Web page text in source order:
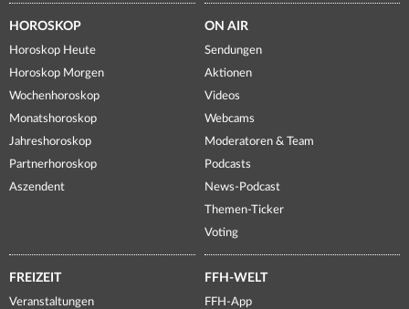
HOROSKOP
Horoskop Heute
Horoskop Morgen
Wochenhoroskop
Monatshoroskop
Jahreshoroskop
Partnerhoroskop
Aszendent
ON AIR
Sendungen
Aktionen
Videos
Webcams
Moderatoren & Team
Podcasts
News-Podcast
Themen-Ticker
Voting
FREIZEIT
Veranstaltungen
FFH-WELT
FFH-App